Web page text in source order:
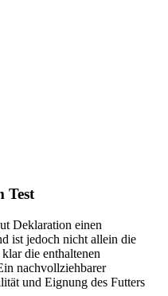
Test
Deklaration einen
ist jedoch nicht allein die
die enthaltenen
nachvollziehbarer
und Eignung des Futters